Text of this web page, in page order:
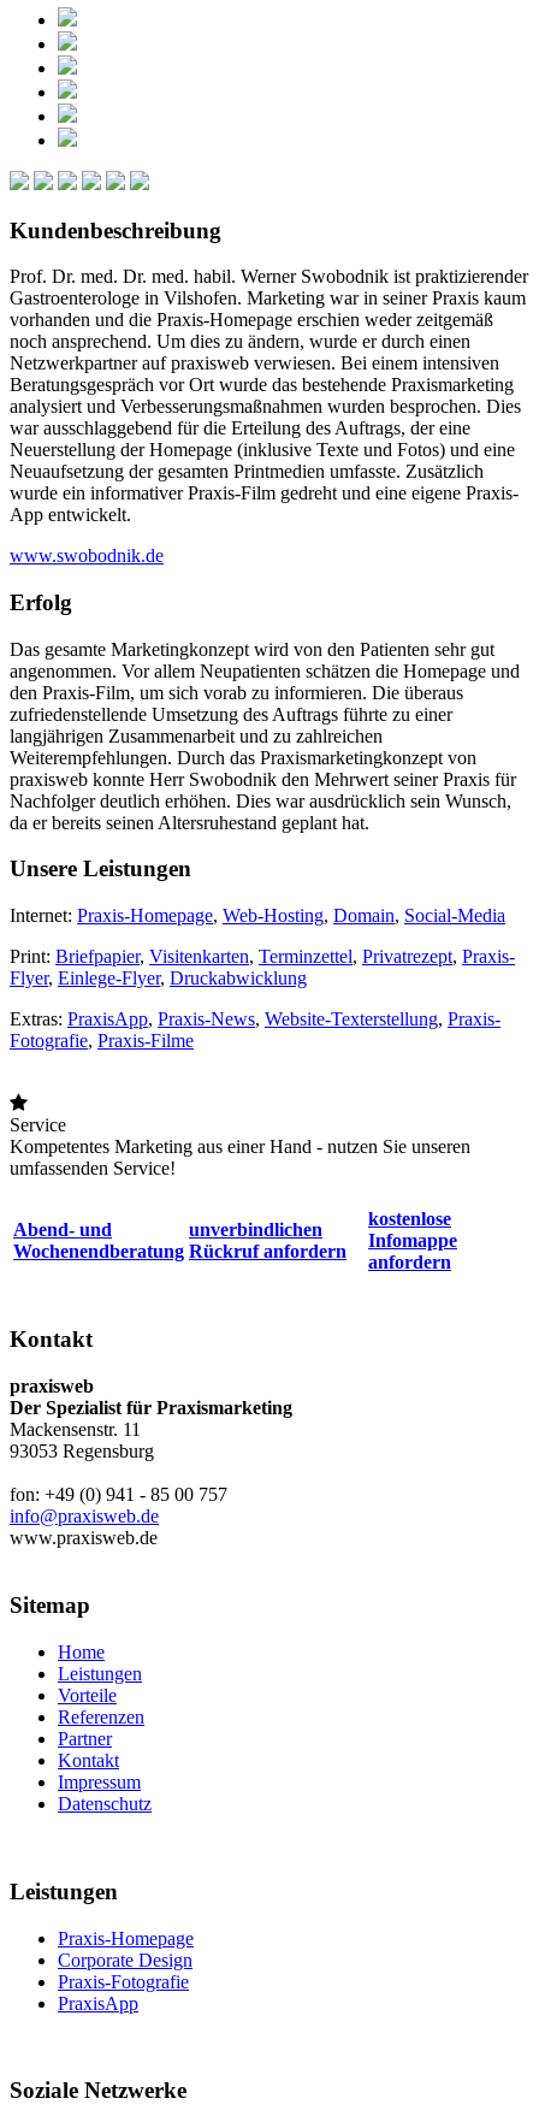
Kundenbeschreibung
Prof. Dr. med. Dr. med. habil. Werner Swobodnik ist praktizierender
Gastroenterologe in Vilshofen. Marketing war in seiner Praxis kaum
vorhanden und die Praxis-Homepage erschien weder zeitgemäß
noch ansprechend. Um dies zu ändern, wurde er durch einen
Netzwerkpartner auf praxisweb verwiesen. Bei einem intensiven
Beratungsgespräch vor Ort wurde das bestehende Praxismarketing
analysiert und Verbesserungsmaßnahmen wurden besprochen. Dies
war ausschlaggebend für die Erteilung des Auftrags, der eine
Neuerstellung der Homepage (inklusive Texte und Fotos) und eine
Neuaufsetzung der gesamten Printmedien umfasste. Zusätzlich
wurde ein informativer Praxis-Film gedreht und eine eigene Praxis-
App entwickelt.
www.swobodnik.de
Erfolg
Das gesamte Marketingkonzept wird von den Patienten sehr gut
angenommen. Vor allem Neupatienten schätzen die Homepage und
den Praxis-Film, um sich vorab zu informieren. Die überaus
zufriedenstellende Umsetzung des Auftrags führte zu einer
langjährigen Zusammenarbeit und zu zahlreichen
Weiterempfehlungen. Durch das Praxismarketingkonzept von
praxisweb konnte Herr Swobodnik den Mehrwert seiner Praxis für
Nachfolger deutlich erhöhen. Dies war ausdrücklich sein Wunsch,
da er bereits seinen Altersruhestand geplant hat.
Unsere Leistungen
Internet: Praxis-Homepage, Web-Hosting, Domain, Social-Media
Print: Briefpapier, Visitenkarten, Terminzettel, Privatrezept, Praxis-
Flyer, Einlege-Flyer, Druckabwicklung
Extras: PraxisApp, Praxis-News, Website-Texterstellung, Praxis-
Fotografie, Praxis-Filme
Service
Kompetentes Marketing aus einer Hand - nutzen Sie unseren
umfassenden Service!
Abend- und
Wochenendberatung
unverbindlichen
Rückruf anfordern
kostenlose
Infomappe
anfordern
Kontakt
praxisweb
Der Spezialist für Praxismarketing
Mackensenstr. 11
93053 Regensburg
fon: +49 (0) 941 - 85 00 757
info@praxisweb.de
www.praxisweb.de
Sitemap
Home
Leistungen
Vorteile
Referenzen
Partner
Kontakt
Impressum
Datenschutz
Leistungen
Praxis-Homepage
Corporate Design
Praxis-Fotografie
PraxisApp
Soziale Netzwerke